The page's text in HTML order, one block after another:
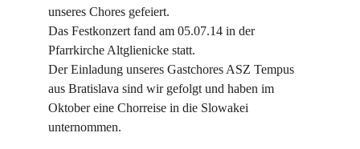
unseres Chores gefeiert.
Das Festkonzert fand am 05.07.14 in der
Pfarrkirche Altglienicke statt.
Der Einladung unseres Gastchores ASZ Tempus
aus Bratislava sind wir gefolgt und haben im
Oktober eine Chorreise in die Slowakei
unternommen.